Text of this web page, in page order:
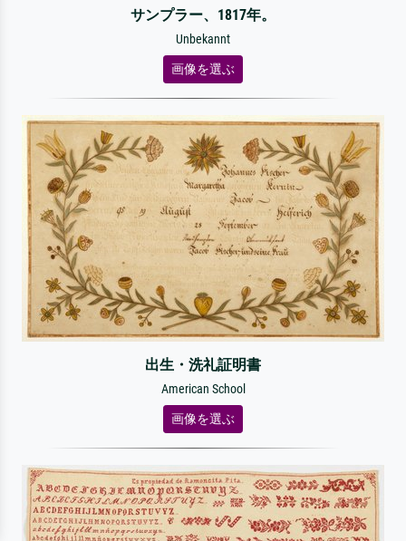
サンプラー、1817年。
Unbekannt
画像を選ぶ
出生・洗礼証明書
American School
画像を選ぶ